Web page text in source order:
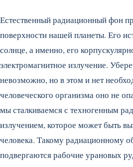
Естественный радиационный фон
поверхности нашей планеты. Его
солнце, а именно, его
электромагнитное излучение.
невозможно, но в этом и нет
человеческого организма оно не
мы сталкиваемся с техногенным
излучением, которое может быть
человека. Такому радиационному
подвергаются рабочие урановых